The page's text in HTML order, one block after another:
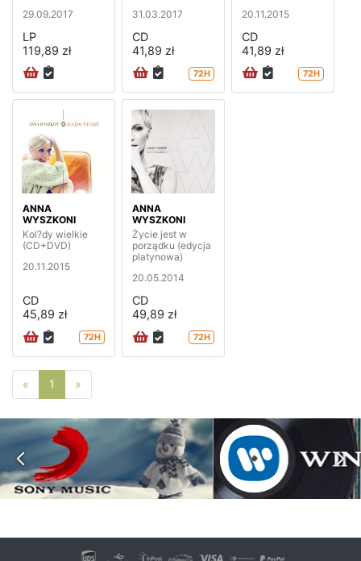
29.09.2017
LP
119,89 zł
31.03.2017
CD
41,89 zł
72H
20.11.2015
CD
41,89 zł
72H
ANNA
WYSZKONI
Kol?dy wielkie
(CD+DVD)
20.11.2015
CD
45,89 zł
72H
ANNA
WYSZKONI
Życie jest w
porządku (edycja
platynowa)
20.05.2014
CD
49,89 zł
72H
« Poprzednia strona
1 »